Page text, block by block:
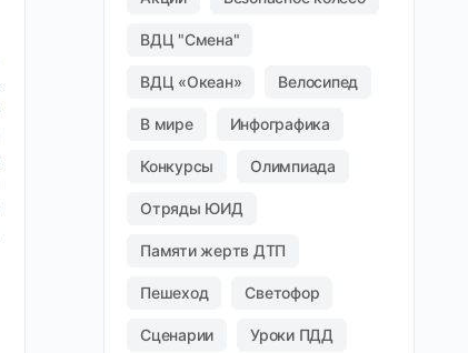
ВДЦ "Смена"
ВДЦ «Океан» Велосипед
В мире Инфографика
Конкурсы Олимпиада
Отряды ЮИД
Памяти жертв ДТП
Пешеход Светофор
Сценарии Уроки ПДД